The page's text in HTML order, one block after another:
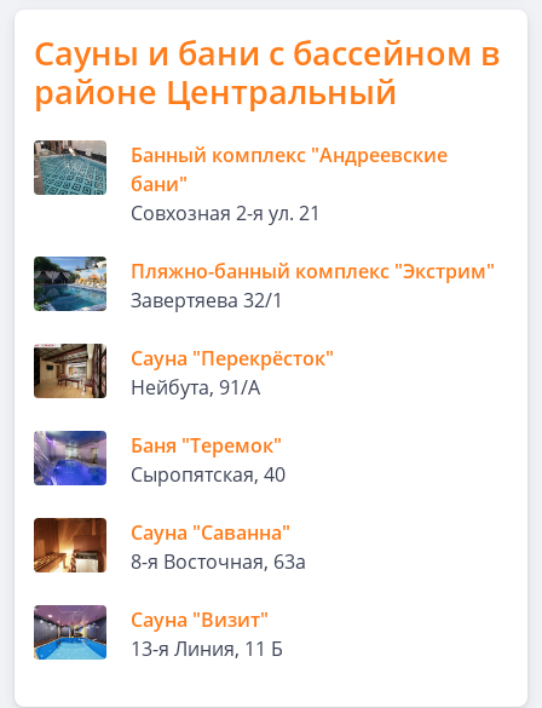
Сауны и бани с бассейном в
районе Центральный
Банный комплекс "Андреевские
бани"
Совхозная 2-я ул. 21
Пляжно-банный комплекс "Экстрим"
Завертяева 32/1
Сауна "Перекрёсток"
Нейбута, 91/А
Баня "Теремок"
Сыропятская, 40
Сауна "Саванна"
8-я Восточная, 63а
Сауна "Визит"
13-я Линия, 11 Б